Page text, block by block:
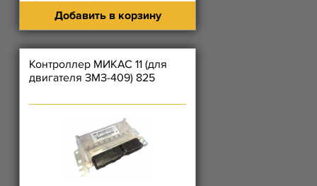
Добавить в корзину
Контроллер МИКАС 11 (для
двигателя ЗМЗ-409) 825